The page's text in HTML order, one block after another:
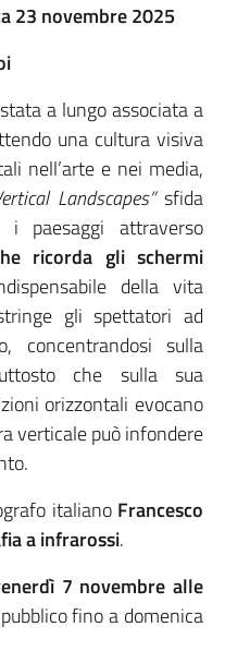
23 novembre 2025
a lungo associata a
una cultura visiva
nell’arte e nei media,
Landscapes”sfida
i paesaggi attraverso
ricorda gli schermi
della vita
gli spettatori ad
concentrandosi sulla
che sulla sua
orizzontali evocano
verticale può infondere
italiano Francesco
a infrarossi.
7 novembre alle
fino a domenica